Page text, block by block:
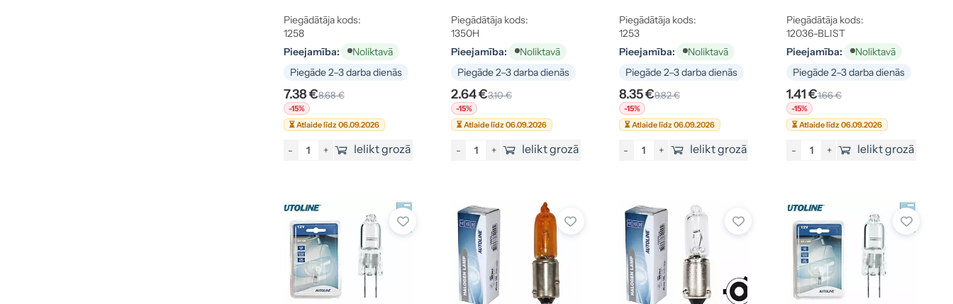
Piegādātāja kods:
1258
Pieejamība:
Noliktavā
Piegāde 2–3 darba dienās
7.38 €8.68 €
-15%
⏳ Atlaide līdz 06.09.2026
- + Ielikt grozā
Piegādātāja kods:
1350H
Pieejamība:
Noliktavā
Piegāde 2–3 darba dienās
2.64 €3.10 €
-15%
⏳ Atlaide līdz 06.09.2026
- + Ielikt grozā
Piegādātāja kods:
1253
Pieejamība:
Noliktavā
Piegāde 2–3 darba dienās
8.35 €9.82 €
-15%
⏳ Atlaide līdz 06.09.2026
- + Ielikt grozā
Piegādātāja kods:
12036-BLIST
Pieejamība:
Noliktavā
Piegāde 2–3 darba dienās
1.41 €1.66 €
-15%
⏳ Atlaide līdz 06.09.2026
- + Ielikt grozā